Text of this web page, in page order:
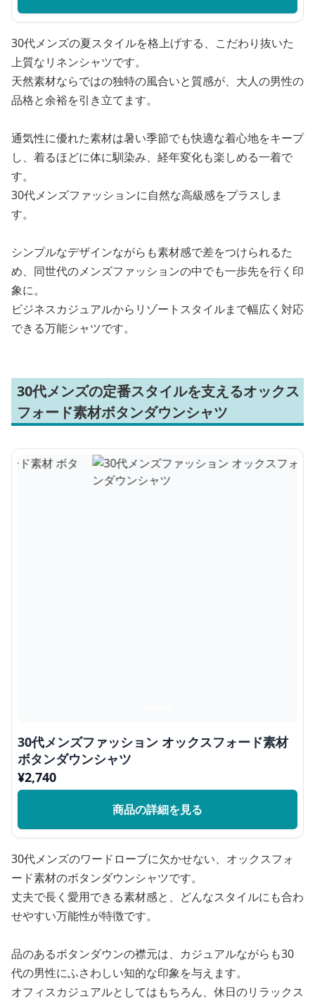
30代メンズの夏スタイルを格上げする、こだわり抜いた
上質なリネンシャツです。
天然素材ならではの独特の風合いと質感が、大人の男性の
品格と余裕を引き立てます。
通気性に優れた素材は暑い季節でも快適な着心地をキープ
し、着るほどに体に馴染み、経年変化も楽しめる一着で
す。
30代メンズファッションに自然な高級感をプラスしま
す。
シンプルなデザインながらも素材感で差をつけられるた
め、同世代のメンズファッションの中でも一歩先を行く印
象に。
ビジネスカジュアルからリゾートスタイルまで幅広く対応
できる万能シャツです。
30代メンズの定番スタイルを支えるオックス
フォード素材ボタンダウンシャツ
30代メンズファッション オックスフォード素材
ボタンダウンシャツ
¥2,740
商品の詳細を見る
30代メンズのワードローブに欠かせない、オックスフォ
ード素材のボタンダウンシャツです。
丈夫で長く愛用できる素材感と、どんなスタイルにも合わ
せやすい万能性が特徴です。
品のあるボタンダウンの襟元は、カジュアルながらも30
代の男性にふさわしい知的な印象を与えます。
オフィスカジュアルとしてはもちろん、休日のリラックス